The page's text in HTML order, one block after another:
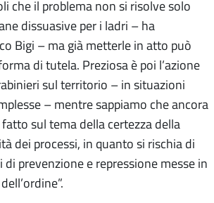
che il problema non si risolve solo
dissuasive per i ladri – ha
Bigi – ma già metterle in atto può
di tutela. Preziosa è poi l’azione
sul territorio – in situazioni
– mentre sappiamo che ancora
sul tema della certezza della
dei processi, in quanto si rischia di
prevenzione e repressione messe in